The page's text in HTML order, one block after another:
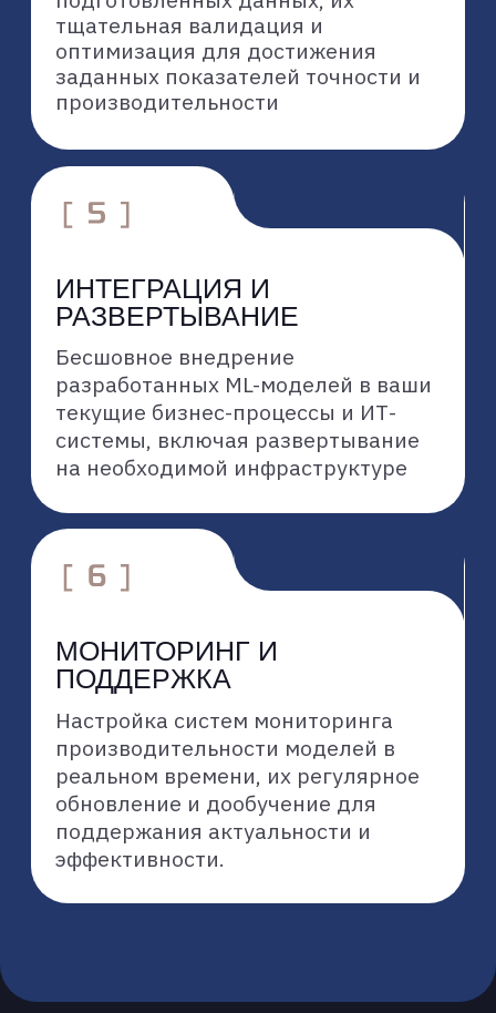
КОМПЛЕКСНАЯ ЭКСПЕРТИЗА
наша команда обладает
глубокими знаниями во всех
аспектах жизненного цикла ML-
моделей — от анализа данных до
развертывания и поддержки.
вы получаете полную
информацию о ходе проекта, а
также нашу поддержку и
консультации после внедрения
модели.
КАК МЫ СОЗДАЕМ
ML-МОДЕЛИ
алгоритму, обеспечивая прозрачность
и эффективность на каждом этапе
создания модели:
Проектирование и разработка
2
Подготовка и исследование
данных
1
Анализ задачи и сбор требований